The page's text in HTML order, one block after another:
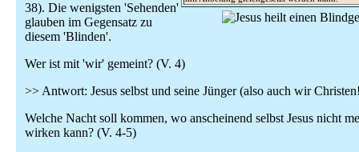
38). Die wenigsten 'Sehenden'
glauben im Gegensatz zu
diesem 'Blinden'.
Wer ist mit 'wir' gemeint? (V. 4)
>> Antwort: Jesus selbst und seine Jünger (also auch wir
Welche Nacht soll kommen, wo anscheinend selbst Jesus nicht
wirken kann? (V. 4-5)